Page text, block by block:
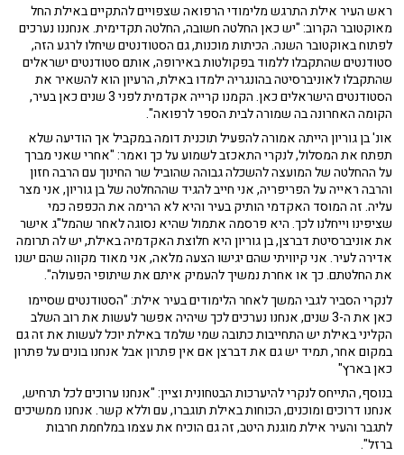
ראש העיר אילת התרגש מלימודי הרפואה שצפויים להתקיים באילת החל
מאוקטובר הקרוב: "יש כאן החלטה חשובה, החלטה תקדימית. אנחננו נערכים
לפתוח באוקטובר השנה. הכיתות מוכנות, גם הסטודנטים שיחלו לרגע הזה,
סטודנטים שהתקבלו ללמוד בפקולטות באירופה, אותם סטודנטים ישראלים
שהתקבלו לאוניברסיטה בהונגריה ילמדו באילת, הרעיון הוא להשאיר את
הסטודנטים הישראלים כאן. הקמנו קרייה אקדמית לפני 3 שנים כאן בעיר,
הקומה האחרונה בה שמורה לבית הספר לרפואה".
אונ' בן גוריון הייתה אמורה להפעיל תוכנית דומה במקביל אך הודיעה שלא
תפתח את המסלול, לנקרי התאכזב לשמוע על כך ואמר: "אחרי שאני מברך
על ההחלטה של המועצה להשכלה גבוהה שהוביל שר החינוך עם הרבה חזון
והרבה ראייה על הפריפריה, אני חייב להגיד שההחלטה של בן גוריון, אני מצר
עליה. זה המוסד האקדמי הותיק בעיר והיא לא הרימה את הכפפה כמי
שציפינו וייחלנו לכך. היא פרסמה אתמול שהיא נסוגה לאחר שהמל"ג אישר
את אוניברסיטת דברצן, בן גוריון היא חלוצת האקדמיה באילת, יש לה תרומה
אדירה לעיר. אני קיוויתי שהם יגישו הצעה מלאה, אני מאוד מקווה שהם ישנו
את החלטתם. כך או אחרת נמשיך להעמיק איתם את שיתופי הפעולה".
לנקרי הסביר לגבי המשך לאחר הלימודים בעיר אילת: "הסטודנטים שסיימו
כאן את ה-3 שנים, אנחנו נערכים לכך שיהיה אפשר לעשות את רוב השלב
הקליני באילת יש התחייבות כתובה שמי שלמד באילת יוכל לעשות את זה גם
במקום אחר, תמיד יש גם את דברצן אם אין פתרון אבל אנחנו בונים על פתרון
כאן בארץ"
בנוסף, התייחס לנקרי להיערכות הבטחונית וציין: "אנחנו ערוכים לכל תרחיש,
אנחנו דרוכים ומוכנים, הכוחות באילת תוגברו, עם וללא קשר. אנחנו ממשיכים
לתגבר והעיר אילת מוגנת היטב, זה גם הוכיח את עצמו במלחמת חרבות
ברזל".